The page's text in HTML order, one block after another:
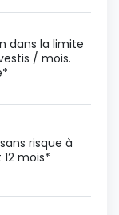
dans la limite
/ mois.
risque à
mois*